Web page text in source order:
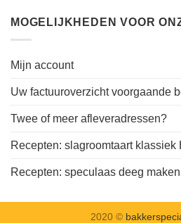
MOGELIJKHEDEN VOOR
Mijn account
Uw factuuroverzicht voorgaande
Twee of meer afleveradressen?
Recepten: slagroomtaart klassiek
Recepten: speculaas deeg maken
2020 ©